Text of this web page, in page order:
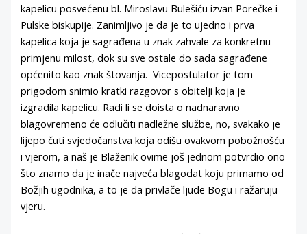
kapelicu posvećenu bl. Miroslavu Bulešiću izvan Porečke i
Pulske biskupije. Zanimljivo je da je to ujedno i prva
kapelica koja je sagrađena u znak zahvale za konkretnu
primjenu milost, dok su sve ostale do sada sagrađene
općenito kao znak štovanja. Vicepostulator je tom
prigodom snimio kratki razgovor s obitelji koja je
izgradila kapelicu. Radi li se doista o nadnaravno
blagovremeno će odlučiti nadležne službe, no, svakako je
lijepo čuti svjedočanstva koja odišu ovakvom pobožnošću
i vjerom, a naš je Blaženik ovime još jednom potvrdio ono
što znamo da je inače najveća blagodat koju primamo od
Božjih ugodnika, a to je da privlače ljude Bogu i ražaruju
vjeru.